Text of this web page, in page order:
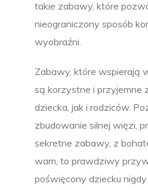
takie zabawy, które
nieograniczony sposób
wyobraźni.
Zabawy, które wspierają
są korzystne i przyjemne
dziecka, jak i rodziców.
zbudowanie silnej więzi,
sekretne zabawy, z
wam, to prawdziwy
poświęcony dziecku